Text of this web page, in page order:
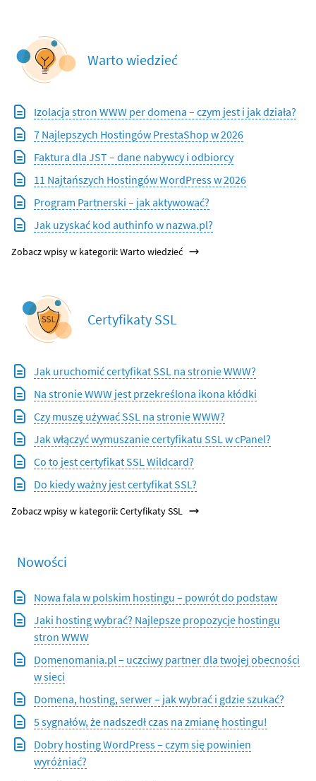
Warto wiedzieć
Izolacja stron WWW per domena – czym jest i jak działa?
7 Najlepszych Hostingów PrestaShop w 2026
Faktura dla JST – dane nabywcy i odbiorcy
11 Najtańszych Hostingów WordPress w 2026
Program Partnerski – jak aktywować?
Jak uzyskać kod authinfo w nazwa.pl?
Zobacz wpisy w kategorii: Warto wiedzieć
Certyfikaty SSL
Jak uruchomić certyfikat SSL na stronie WWW?
Na stronie WWW jest przekreślona ikona kłódki
Czy muszę używać SSL na stronie WWW?
Jak włączyć wymuszanie certyfikatu SSL w cPanel?
Co to jest certyfikat SSL Wildcard?
Do kiedy ważny jest certyfikat SSL?
Zobacz wpisy w kategorii: Certyfikaty SSL
Nowości
Nowa fala w polskim hostingu – powrót do podstaw
Jaki hosting wybrać? Najlepsze propozycje hostingu
stron WWW
Domenomania.pl – uczciwy partner dla twojej obecności
w sieci
Domena, hosting, serwer – jak wybrać i gdzie szukać?
5 sygnałów, że nadszedł czas na zmianę hostingu!
Dobry hosting WordPress – czym się powinien
wyróżniać?